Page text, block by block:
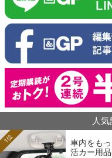
人
車内をも
活カー用品
1位